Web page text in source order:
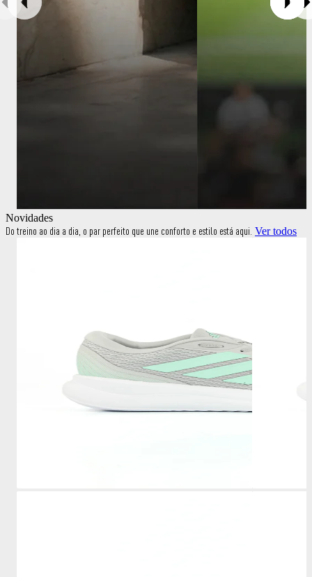
Novidades
Do treino ao dia a dia, o par perfeito que une conforto e estilo está aqui. Ver todos